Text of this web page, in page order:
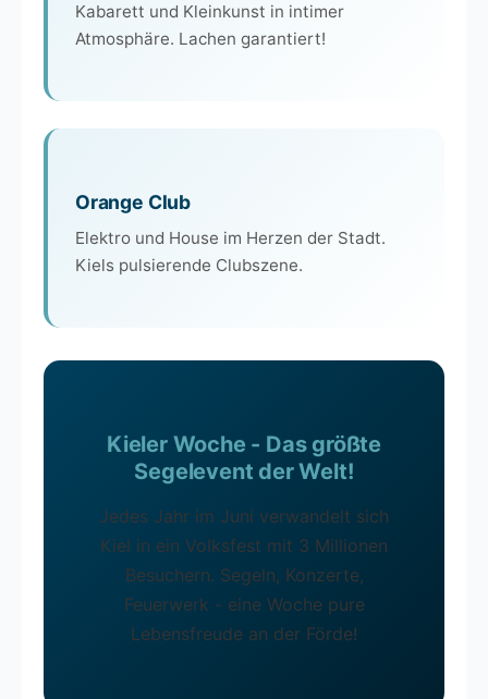
Kabarett und Kleinkunst in intimer
Atmosphäre. Lachen garantiert!
Orange Club
Elektro und House im Herzen der Stadt.
Kiels pulsierende Clubszene.
Kieler Woche - Das größte
Segelevent der Welt!
Jedes Jahr im Juni verwandelt sich
Kiel in ein Volksfest mit 3 Millionen
Besuchern. Segeln, Konzerte,
Feuerwerk - eine Woche pure
Lebensfreude an der Förde!